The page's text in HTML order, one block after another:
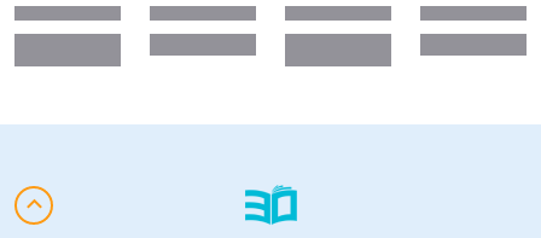
مرموز وارد داستان می‌شود و خواننده را به پیگیری راز شخصیت‌ها
وا‌می‌دارد.
فرنگیس و استاد ماکان هر دو از
شخصیت‌هایی هستند که به‌سادگی قابل قضاوت نیستند. نویسنده با